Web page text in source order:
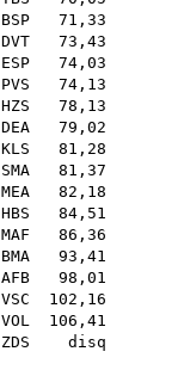
BSP 71,33
DVT 73,43
ESP 74,03
PVS 74,13
HZS 78,13
DEA 79,02
KLS 81,28
SMA 81,37
MEA 82,18
HBS 84,51
MAF 86,36
BMA 93,41
AFB 98,01
VSC 102,16
VOL 106,41
ZDS disq